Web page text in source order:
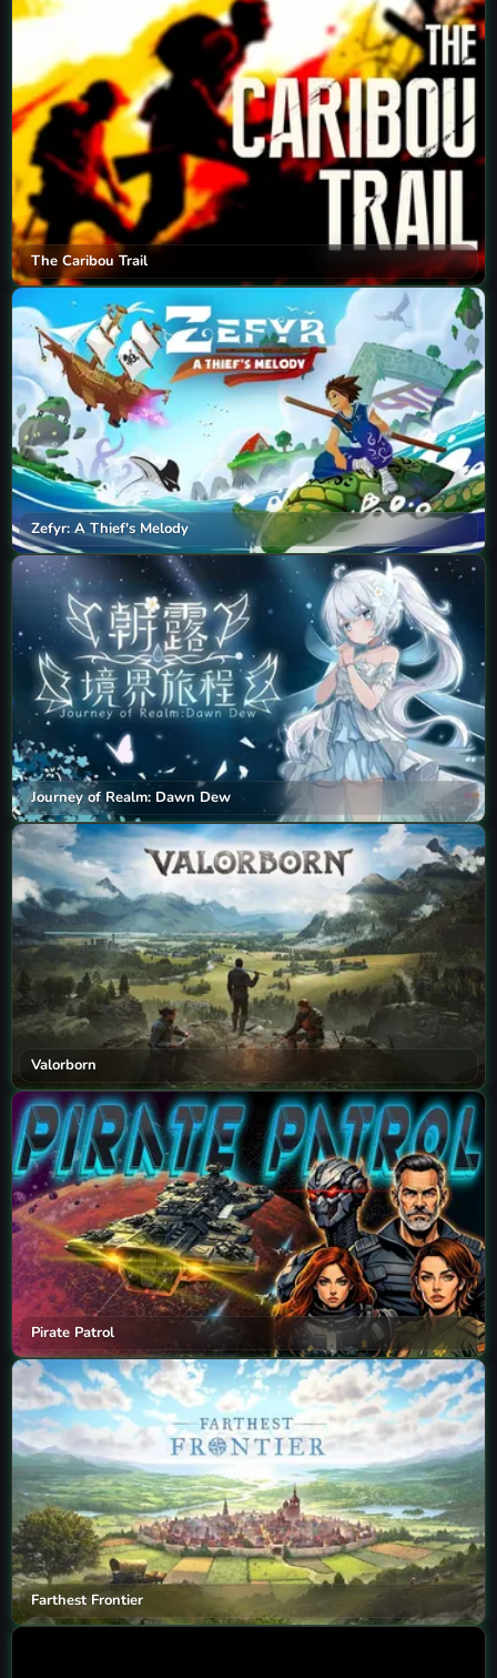
The Caribou Trail
Zefyr: A Thief's Melody
Journey of Realm: Dawn Dew
Valorborn
Pirate Patrol
Farthest Frontier